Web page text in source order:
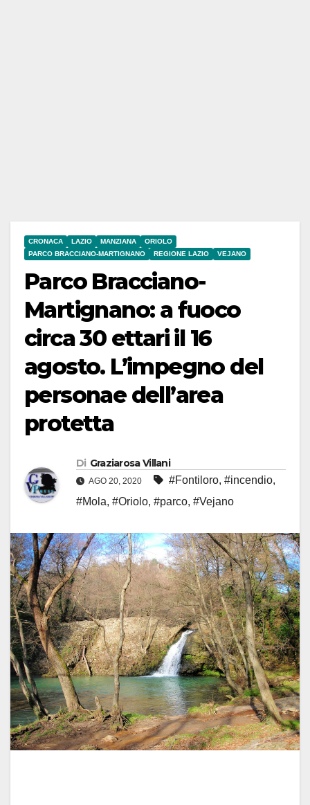
CRONACA LAZIO MANZIANA
ORIOLO
PARCO BRACCIANO-MARTIGNANO
REGIONE LAZIO VEJANO
Parco Bracciano-
Martignano: a fuoco
circa 30 ettari il 16
agosto. L’impegno del
personae dell’area
protetta
Di Graziarosa Villani
AGO 20, 2020 #Fontiloro, #incendio,
#Mola, #Oriolo, #parco, #Vejano